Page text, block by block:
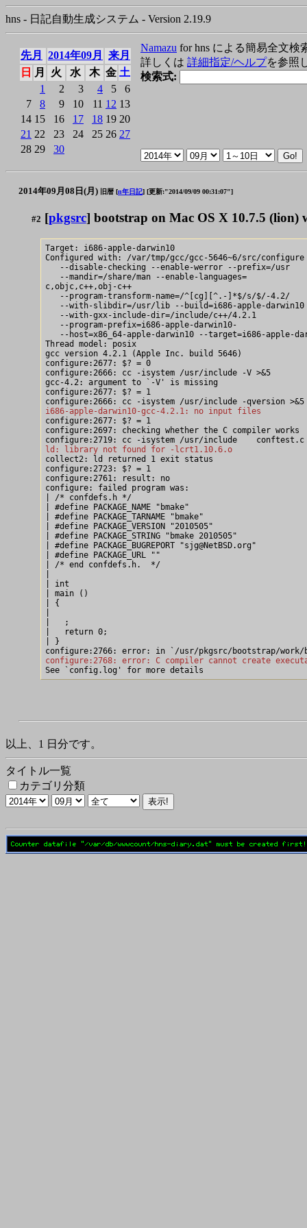
hns - 日記自動生成システム - Version 2.19.9
先月 2014年09月
来月
日
月 火 水 木 金 土
1
2 3 4 5
6
7
8 9 10 11 12 13
14 15 16 17 18 19 20
21 22 23 24 25 26 27
28 29 30
Namazu for hns による簡易全文検
詳しくは 詳細指定/ヘルプを参照
検索式:
2014年09月08日(月) 旧暦 [n年日記] [更新:"2014/09/09 00:31:07"]
#2 [pkgsrc] bootstrap on Mac OS X 10.7.5 (lion)
Target: i686-apple-darwin10
Configured with: /var/tmp/gcc/gcc-5646~6/src/configure
   --disable-checking --enable-werror --prefix=/usr
   --mandir=/share/man --enable-languages=
c,objc,c++,obj-c++
   --program-transform-name=/^[cg][^.-]*$/s/$/-4.2/
   --with-slibdir=/usr/lib --build=i686-apple-darwin10
   --with-gxx-include-dir=/include/c++/4.2.1
   --program-prefix=i686-apple-darwin10-
--host=x86_64-apple-darwin10 --target=i686-apple-
Thread model: posix
gcc version 4.2.1 (Apple Inc. build 5646)
configure:2677: $? = 0
configure:2666: cc -isystem /usr/include -V >&5
gcc-4.2: argument to `-V' is missing
configure:2677: $? = 1
i686-apple-darwin10-gcc-4.2.1: no input files
configure:2677: $? = 1
configure:2697: checking whether the C compiler works
ld: library not found for -lcrt1.10.6.o
collect2: ld returned 1 exit status
configure:2723: $? = 1
configure:2761: result: no
configure: failed program was:
| /* confdefs.h */
| #define PACKAGE_NAME "bmake"
| #define PACKAGE_TARNAME "bmake"
| #define PACKAGE_VERSION "2010505"
| #define PACKAGE_STRING "bmake 2010505"
| #define PACKAGE_BUGREPORT "sjg@NetBSD.org"
| #define PACKAGE_URL ""
| /* end confdefs.h.  */
| int
| main ()
| {
|   ;
|   return 0;
| }
configure:2768: error: C compiler cannot create
以上、1 日分です。
タイトル一覧
カテゴリ分類